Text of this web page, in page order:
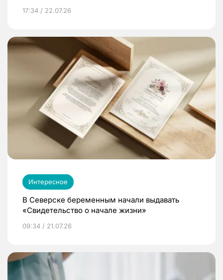
17:34 / 22.07.26
Интересное
В Северске беременным начали выдавать
«Свидетельство о начале жизни»
09:34 / 21.07.26